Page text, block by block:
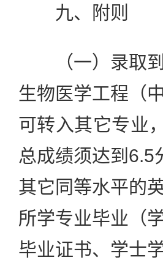
九、附则
（一）录取到
生物医学工程（
可转入其它专业
总成绩须达到6.5
其它同等水平的
所学专业毕业（
毕业证书、学士